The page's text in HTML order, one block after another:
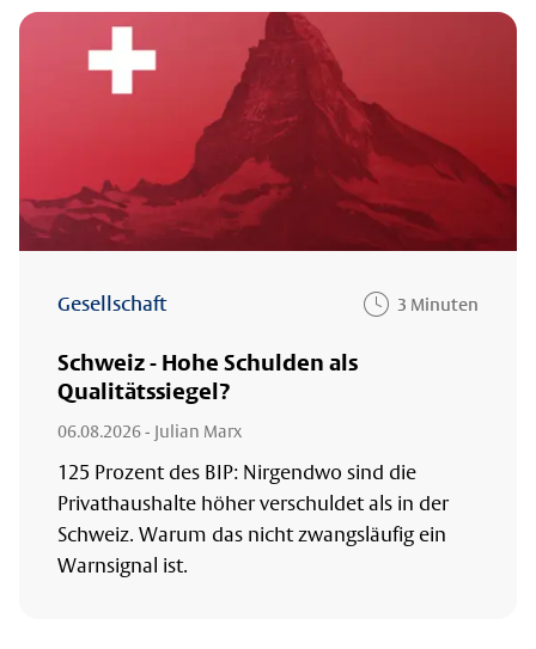
Gesellschaft 3 Minuten
Schweiz - Hohe Schulden als
Qualitätssiegel?
06.08.2026- Julian Marx
125 Prozent des BIP: Nirgendwo sind die
Privathaushalte höher verschuldet als in der
Schweiz. Warum das nicht zwangsläufig ein
Warnsignal ist.